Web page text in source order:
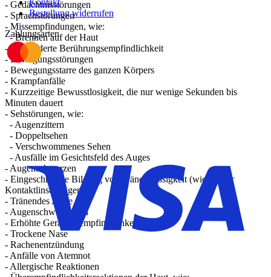
- Gedächtnisstörungen
- Sprachstörungen
- Missempfindungen, wie:
- Brennen auf der Haut
- Verminderte Berührungsempfindlichkeit
- Bewegungsstörungen
- Bewegungsstarre des ganzen Körpers
- Krampfanfälle
- Kurzzeitige Bewusstlosigkeit, die nur wenige Sekunden bis
Minuten dauert
- Sehstörungen, wie:
- Augenzittern
- Doppeltsehen
- Verschwommenes Sehen
- Ausfälle im Gesichtsfeld des Auges
- Augenschmerzen
- Eingeschränkte Bildung von Tränenflüssigkeit (wichtig für
Kontaktlinsenträger)
- Tränendes Auge
- Augenschwellungen
- Erhöhte Geräuschempfindlichkeit
- Trockene Nase
- Rachenentzündung
- Anfälle von Atemnot
- Allergische Reaktionen
Bestellung widerrufen
Zahlungsarten